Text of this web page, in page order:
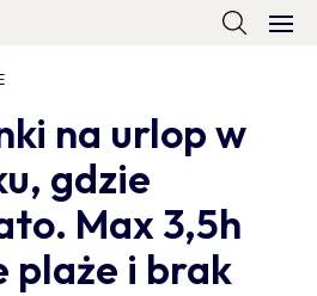
na urlop w
gdzie
Max 3,5h
plaże i brak